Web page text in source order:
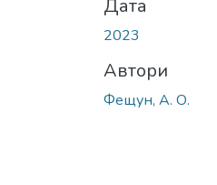
Дата
2023
Автори
Фещун, А. О.